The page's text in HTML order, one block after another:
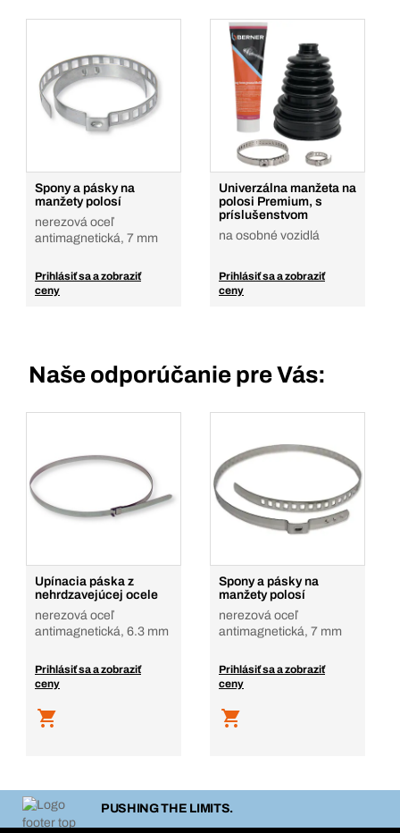
Spony a pásky na
manžety polosí
nerezová oceľ
antimagnetická, 7 mm
Prihlásiť sa a zobraziť
ceny
Univerzálna manžeta na
polosi Premium, s
príslušenstvom
na osobné vozidlá
Prihlásiť sa a zobraziť
ceny
Naše odporúčanie pre Vás:
Upínacia páska z
nehrdzavejúcej ocele
nerezová oceľ
antimagnetická, 6.3 mm
Prihlásiť sa a zobraziť
ceny
Spony a pásky na
manžety polosí
nerezová oceľ
antimagnetická, 7 mm
Prihlásiť sa a zobraziť
ceny
PUSHING THE LIMITS.